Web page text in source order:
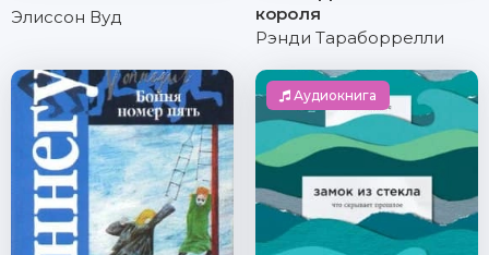
Элиссон Вуд
короля
Рэнди Тараборрелли
Аудиокнига